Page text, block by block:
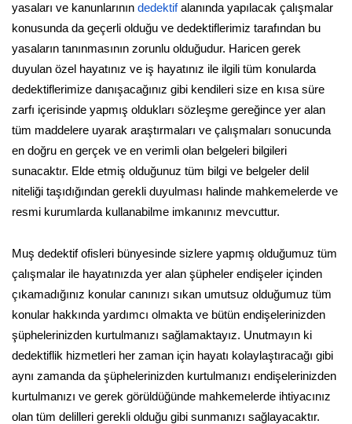
yasaları ve kanunlarının dedektifalanında yapılacak çalışmalar
konusunda da geçerli olduğu ve dedektiflerimiz tarafından bu
yasaların tanınmasının zorunlu olduğudur. Haricen gerek
duyulan özel hayatınız ve iş hayatınız ile ilgili tüm konularda
dedektiflerimize danışacağınız gibi kendileri size en kısa süre
zarfı içerisinde yapmış oldukları sözleşme gereğince yer alan
tüm maddelere uyarak araştırmaları ve çalışmaları sonucunda
en doğru en gerçek ve en verimli olan belgeleri bilgileri
sunacaktır. Elde etmiş olduğunuz tüm bilgi ve belgeler delil
niteliği taşıdığından gerekli duyulması halinde mahkemelerde ve
resmi kurumlarda kullanabilme imkanınız mevcuttur.
Muş dedektif ofisleri bünyesinde sizlere yapmış olduğumuz tüm
çalışmalar ile hayatınızda yer alan şüpheler endişeler içinden
çıkamadığınız konular canınızı sıkan umutsuz olduğumuz tüm
konular hakkında yardımcı olmakta ve bütün endişelerinizden
şüphelerinizden kurtulmanızı sağlamaktayız. Unutmayın ki
dedektiflik hizmetleri her zaman için hayatı kolaylaştıracağı gibi
aynı zamanda da şüphelerinizden kurtulmanızı endişelerinizden
kurtulmanızı ve gerek görüldüğünde mahkemelerde ihtiyacınız
olan tüm delilleri gerekli olduğu gibi sunmanızı sağlayacaktır.